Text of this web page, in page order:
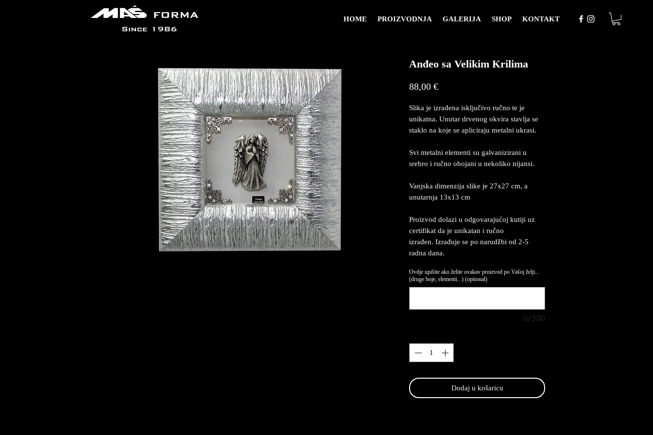
HOME PROIZVODNJA GALERIJA SHOP KONTAKT
Anđeo sa Velikim Krilima
88,00 €Price
Slika je izrađena isključivo ručno te je
unikatna. Unutar drvenog okvira stavlja se
staklo na koje se apliciraju metalni ukrasi.
Svi metalni elementi su galvanizirani u
srebro i ručno obojani u nekoliko nijansi.
Vanjska dimenzija slike je 27x27 cm, a
unutarnja 13x13 cm
Proizvod dolazi u odgovarajućoj kutiji uz
certifikat da je unikatan i ručno
izrađen. Izrađuje se po narudžbi od 2-5
radna dana.
Ovdje upišite ako želite ovakav proizvod po Vašoj želji...
(druge boje, elementi...) (optional)
0/500
Dodaj u košaricu